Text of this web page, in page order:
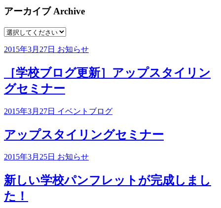
アーカイブ Archive
2015年3月27日 お知らせ
［学校ブログ更新］アップスタイリン
グセミナー
2015年3月27日 イベントブログ
アップスタイリングセミナー
2015年3月25日 お知らせ
新しい学校パンフレットが完成しまし
た！